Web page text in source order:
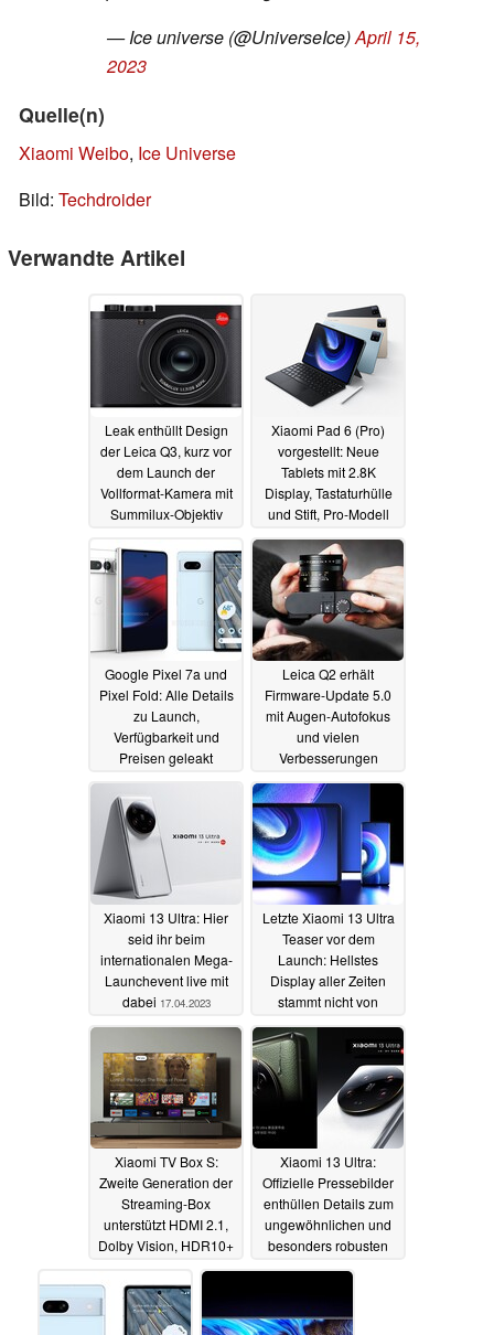
— Ice universe (@UniverseIce)April 15,
2023
Quelle(n)
Xiaomi Weibo, Ice Universe
Bild: Techdroider
Verwandte Artikel
Leak enthüllt Design
der Leica Q3, kurz vor
dem Launch der
Vollformat-Kamera mit
Summilux-Objektiv
Xiaomi Pad 6 (Pro)
vorgestellt: Neue
Tablets mit 2.8K
Display, Tastaturhülle
und Stift, Pro-Modell
Chipsatz18.04.2023
Google Pixel 7a und
Pixel Fold: Alle Details
zu Launch,
Verfügbarkeit und
Preisen geleakt
17.04.2023
Leica Q2 erhält
Firmware-Update 5.0
mit Augen-Autofokus
und vielen
Verbesserungen
17.04.2023
Xiaomi 13 Ultra: Hier
seid ihr beim
internationalen Mega-
Launchevent live mit
dabei 17.04.2023
Letzte Xiaomi 13 Ultra
Teaser vor dem
Launch: Hellstes
Display aller Zeiten
stammt nicht von
17.04.2023
Xiaomi TV Box S:
Zweite Generation der
Streaming-Box
unterstützt HDMI 2.1,
Dolby Vision, HDR10+
17.04.2023
Xiaomi 13 Ultra:
Offizielle Pressebilder
enthüllen Details zum
ungewöhnlichen und
besonders robusten
17.04.2023